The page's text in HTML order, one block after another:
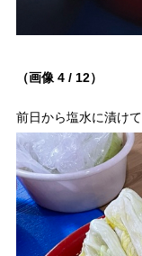
（画像 4 / 12）
前日から塩水に漬け